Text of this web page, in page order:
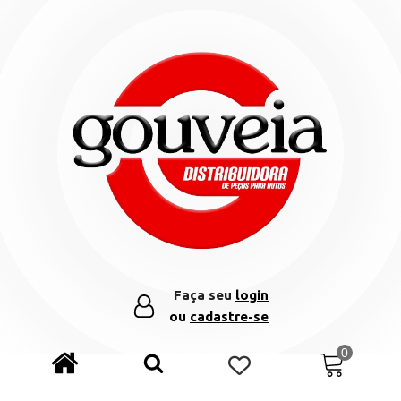
Faça seu login
ou cadastre-se